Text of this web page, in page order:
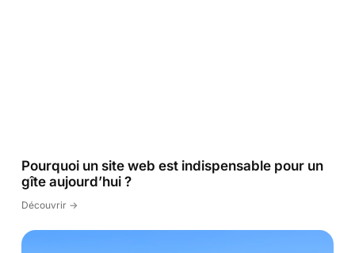
Pourquoi un site web est indispensable pour un
gîte aujourd’hui ?
Découvrir ->